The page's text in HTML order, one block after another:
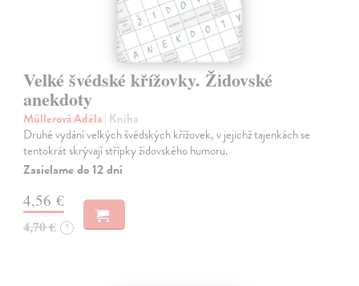
Velké švédské křížovky. Židovské
anekdoty
Müllerová Adéla| Kniha
Druhé vydání velkých švédských křížovek, v jejichž tajenkách se
tentokrát skrývají střípky židovského humoru.
Zasielame do 12 dní
4,56 €
4,70 € ?